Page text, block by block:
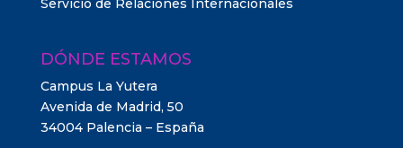
Servicio de Relaciones Internacionales
DÓNDE ESTAMOS
Campus La Yutera
Avenida de Madrid, 50
34004 Palencia – España